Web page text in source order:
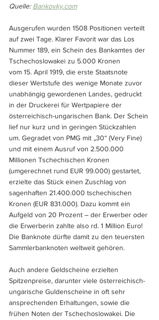
Quelle: Bankovky.com
Ausgerufen wurden 1508 Positionen verteilt
auf zwei Tage. Klarer Favorit war das Los
Nummer 189, ein Schein des Bankamtes der
Tschechoslowakei zu 5.000 Kronen
vom 15. April 1919, die erste Staatsnote
dieser Wertstufe des wenige Monate zuvor
unabhängig gewordenen Landes, gedruckt
in der Druckerei für Wertpapiere der
österreichisch-ungarischen Bank. Der Schein
lief nur kurz und in geringen Stückzahlen
um. Gegradet von PMG mit „30“ (Very Fine)
und mit einem Ausruf von 2.500.000
Millionen Tschechischen Kronen
(umgerechnet rund EUR 99.000) gestartet,
erzielte das Stück einen Zuschlag von
sagenhaften 21.400.000 tschechischen
Kronen (EUR 831.000). Dazu kommt ein
Aufgeld von 20 Prozent – der Erwerber oder
die Erwerberin zahlte also rd. 1 Million Euro!
Die Banknote dürfte damit zu den teuersten
Sammlerbanknoten weltweit gehören.
Auch andere Geldscheine erzielten
Spitzenpreise, darunter viele österreichisch-
ungarische Guldenscheine in oft sehr
ansprechenden Erhaltungen, sowie die
frühen Noten der Tschechoslowakei. Die